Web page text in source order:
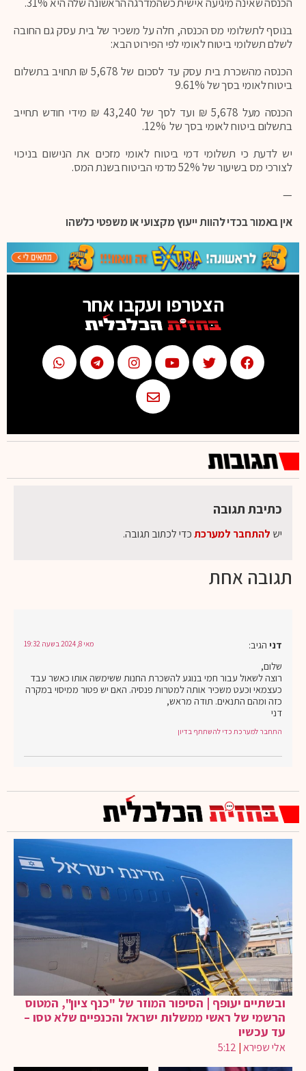
בנוסף לתשלומי מס הכנסה, חלה על משכיר של בית עסק גם החובה
לשלם תשלומי ביטוח לאומי לפי הפירוט הבא:
הכנסה מהשכרת בית עסק עד לסכום של 5,678 ₪ תחויב בתשלום
ביטוח לאומי בסך של 9.61%
הכנסה מעל 5,678 ₪ ועד לסך של 43,240 ₪ מידי חודש תחייב
בתשלום ביטוח לאומי בסך של 12%.
יש לדעת כי תשלומי דמי ביטוח לאומי מזכים את הנישום בניכוי
לצורכי מס בשיעור של 52% מדמי הביטוח בשנת המס.
—
אין באמור בכדי להוות ייעוץ מקצועי או משפטי כלשהו
הצטרפו ועקבו אחר
תגובה אחת
דני הגיב: מאי 8, 2024 בשעה 19:32
שלום,
רוצה לשאול עבור חמי בנוגע להשכרת החנות ששימשה אותו כאשר עבד
כעצמאי וכעט משכיר אותה למטרות פנסיה. האם יש פטור ממיסוי במקרה
כזה ומהם התנאים. תודה מראש,
דני
התחבר למערכת כדי להשתתף בדיון
כתיבת תגובה
יש להתחבר למערכתכדי לכתוב תגובה.
ובשתיים יעופף | הסיפור המוזר של "כנף ציון", המטוס
הרשמי של ראשי ממשלות ישראל והכנפיים שלא טסו –
עד עכשיו
אלי שפירא|
5:12